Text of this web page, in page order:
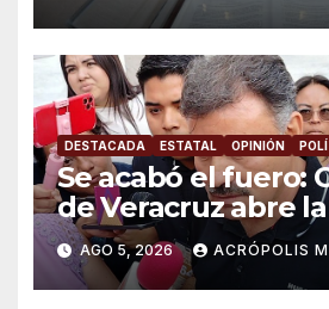
DESTACADA ESTATAL OPINIÓN
Se acabó el fuero:
de Veracruz abre
proceso penal
de Úrsulo Galván
AGO 5, 2026 ACRÓPOLIS